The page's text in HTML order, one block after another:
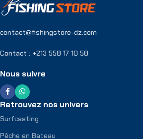
contact@fishingstore-dz.com
Contact : +213 558 17 10 58
Nous suivre
Retrouvez nos univers
Surfcasting
Pêche en Bateau